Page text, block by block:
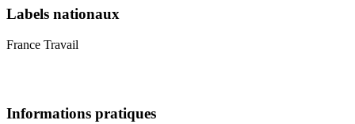
Labels nationaux
France Travail
Informations pratiques